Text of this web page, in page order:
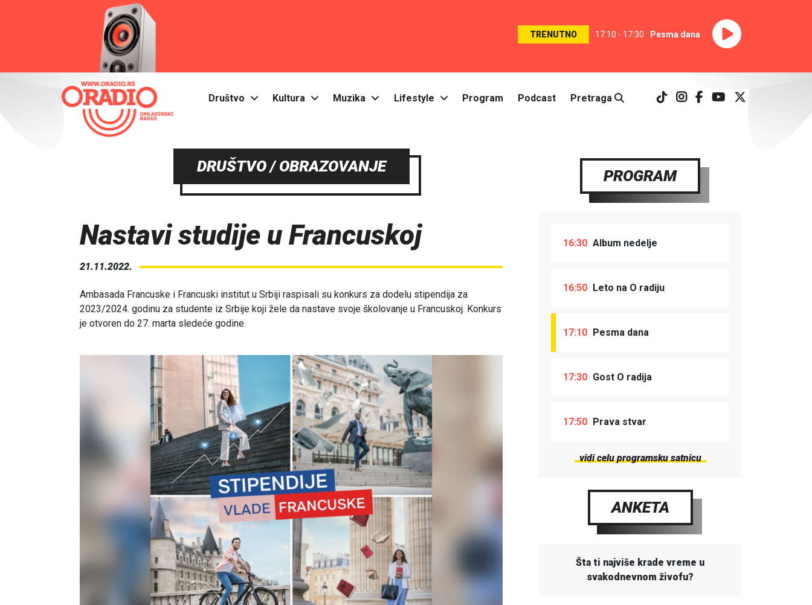
TRENUTNO 17:10 - 17:30 Pesma dana
Društvo Kultura Muzika Lifestyle Program Podcast Pretraga
DRUŠTVO / OBRAZOVANJE
Nastavi studije u Francuskoj
21.11.2022.
Ambasada Francuske i Francuski institut u Srbiji raspisali su konkurs za dodelu stipendija za
2023/2024. godinu za studente iz Srbije koji žele da nastave svoje školovanje u Francuskoj. Konkurs
je otvoren do 27. marta sledeće godine.
PROGRAM
16:30 Album nedelje
16:50 Leto na O radiju
17:10 Pesma dana
17:30 Gost O radija
17:50 Prava stvar
vidi celu programsku satnicu
ANKETA
Šta ti najviše krade vreme u
svakodnevnom živofu?